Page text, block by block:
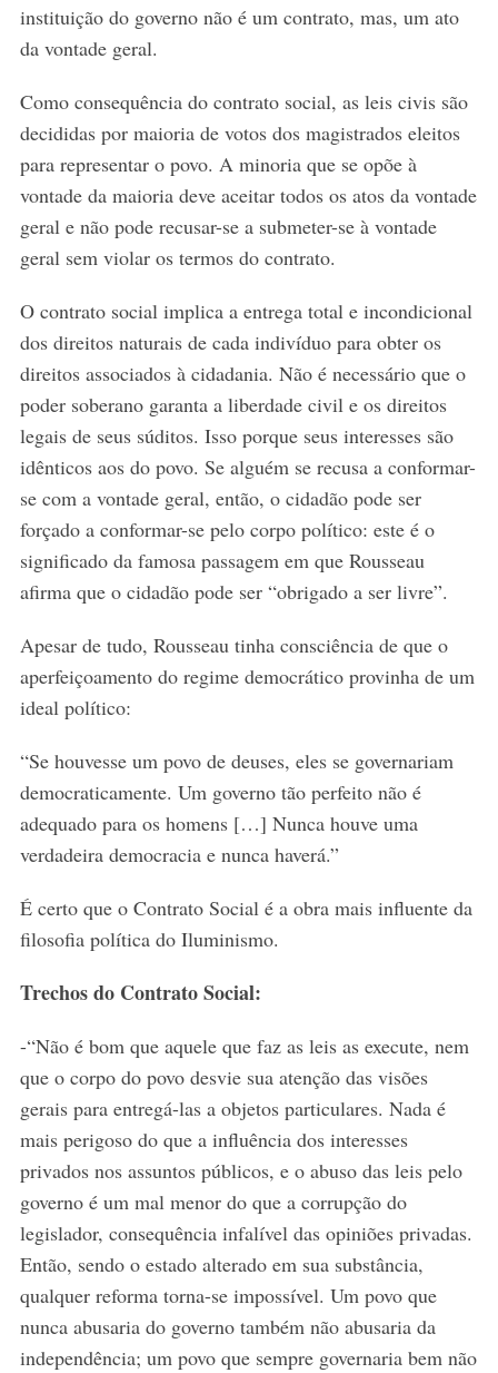
instituição do governo não é um contrato, mas, um ato
da vontade geral.
Como consequência do contrato social, as leis civis são
decididas por maioria de votos dos magistrados eleitos
para representar o povo. A minoria que se opõe à
vontade da maioria deve aceitar todos os atos da vontade
geral e não pode recusar-se a submeter-se à vontade
geral sem violar os termos do contrato.
O contrato social implica a entrega total e incondicional
dos direitos naturais de cada indivíduo para obter os
direitos associados à cidadania. Não é necessário que o
poder soberano garanta a liberdade civil e os direitos
legais de seus súditos. Isso porque seus interesses são
idênticos aos do povo. Se alguém se recusa a conformar-
se com a vontade geral, então, o cidadão pode ser
forçado a conformar-se pelo corpo político: este é o
significado da famosa passagem em que Rousseau
afirma que o cidadão pode ser “obrigado a ser livre”.
Apesar de tudo, Rousseau tinha consciência de que o
aperfeiçoamento do regime democrático provinha de um
ideal político:
“Se houvesse um povo de deuses, eles se governariam
democraticamente. Um governo tão perfeito não é
adequado para os homens […] Nunca houve uma
verdadeira democracia e nunca haverá.”
É certo que o Contrato Social é a obra mais influente da
filosofia política do Iluminismo.
Trechos do Contrato Social:
-“Não é bom que aquele que faz as leis as execute, nem
que o corpo do povo desvie sua atenção das visões
gerais para entregá-las a objetos particulares. Nada é
mais perigoso do que a influência dos interesses
privados nos assuntos públicos, e o abuso das leis pelo
governo é um mal menor do que a corrupção do
legislador, consequência infalível das opiniões privadas.
Então, sendo o estado alterado em sua substância,
qualquer reforma torna-se impossível. Um povo que
nunca abusaria do governo também não abusaria da
independência; um povo que sempre governaria bem não